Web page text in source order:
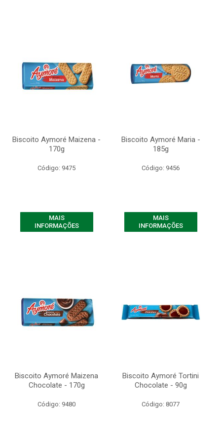
Biscoito Aymoré Maizena -
170g
Código: 9475
MAIS
INFORMAÇÕES
Biscoito Aymoré Maria -
185g
Código: 9456
MAIS
INFORMAÇÕES
Biscoito Aymoré Maizena
Chocolate - 170g
Código: 9480
Biscoito Aymoré Tortini
Chocolate - 90g
Código: 8077